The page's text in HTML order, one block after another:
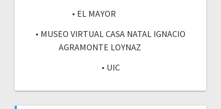
• EL MAYOR
• MUSEO VIRTUAL CASA NATAL IGNACIO
AGRAMONTE LOYNAZ
• UIC